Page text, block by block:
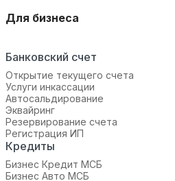
Для бизнеса
Банковский счет
Открытие текущего счета
Услуги инкассации
Автосальдирование
Эквайринг
Резервирование счета
Регистрация ИП
Кредиты
Бизнес Кредит МСБ
Бизнес Авто МСБ